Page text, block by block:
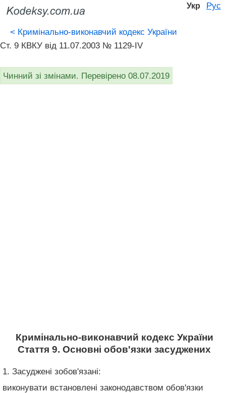
Укр Рус
< Кримінально-виконавчий кодекс України
Ст. 9 КВКУ від 11.07.2003 № 1129-IV
Чинний зі змінами. Перевірено 08.07.2019
Кримінально-виконавчий кодекс України
Стаття 9. Основні обов'язки засуджених
1. Засуджені зобов'язані:
виконувати встановлені законодавством обов'язки